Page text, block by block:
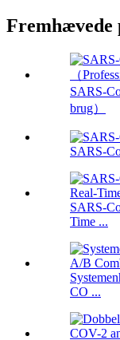
Fremhævede
SARS-
brug）
SARS-
SARS-
Time ...
CO ...